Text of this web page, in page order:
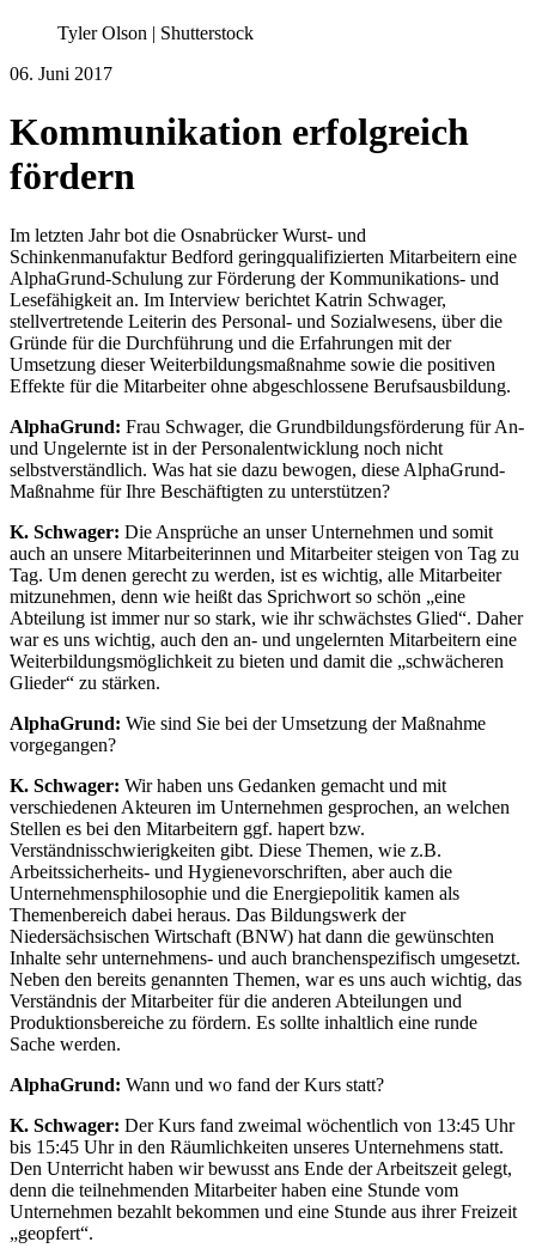
Tyler Olson | Shutterstock
06. Juni 2017
Kommunikation erfolgreich
fördern
Im letzten Jahr bot die Osnabrücker Wurst- und
Schinkenmanufaktur Bedford geringqualifizierten Mitarbeitern eine
AlphaGrund-Schulung zur Förderung der Kommunikations- und
Lesefähigkeit an. Im Interview berichtet Katrin Schwager,
stellvertretende Leiterin des Personal- und Sozialwesens, über die
Gründe für die Durchführung und die Erfahrungen mit der
Umsetzung dieser Weiterbildungsmaßnahme sowie die positiven
Effekte für die Mitarbeiter ohne abgeschlossene Berufsausbildung.
AlphaGrund: Frau Schwager, die Grundbildungsförderung für An-
und Ungelernte ist in der Personalentwicklung noch nicht
selbstverständlich. Was hat sie dazu bewogen, diese AlphaGrund-
Maßnahme für Ihre Beschäftigten zu unterstützen?
K. Schwager: Die Ansprüche an unser Unternehmen und somit
auch an unsere Mitarbeiterinnen und Mitarbeiter steigen von Tag zu
Tag. Um denen gerecht zu werden, ist es wichtig, alle Mitarbeiter
mitzunehmen, denn wie heißt das Sprichwort so schön „eine
Abteilung ist immer nur so stark, wie ihr schwächstes Glied“. Daher
war es uns wichtig, auch den an- und ungelernten Mitarbeitern eine
Weiterbildungsmöglichkeit zu bieten und damit die „schwächeren
Glieder“ zu stärken.
AlphaGrund: Wie sind Sie bei der Umsetzung der Maßnahme
vorgegangen?
K. Schwager: Wir haben uns Gedanken gemacht und mit
verschiedenen Akteuren im Unternehmen gesprochen, an welchen
Stellen es bei den Mitarbeitern ggf. hapert bzw.
Verständnisschwierigkeiten gibt. Diese Themen, wie z.B.
Arbeitssicherheits- und Hygienevorschriften, aber auch die
Unternehmensphilosophie und die Energiepolitik kamen als
Themenbereich dabei heraus. Das Bildungswerk der
Niedersächsischen Wirtschaft (BNW) hat dann die gewünschten
Inhalte sehr unternehmens- und auch branchenspezifisch umgesetzt.
Neben den bereits genannten Themen, war es uns auch wichtig, das
Verständnis der Mitarbeiter für die anderen Abteilungen und
Produktionsbereiche zu fördern. Es sollte inhaltlich eine runde
Sache werden.
AlphaGrund: Wann und wo fand der Kurs statt?
K. Schwager: Der Kurs fand zweimal wöchentlich von 13:45 Uhr
bis 15:45 Uhr in den Räumlichkeiten unseres Unternehmens statt.
Den Unterricht haben wir bewusst ans Ende der Arbeitszeit gelegt,
denn die teilnehmenden Mitarbeiter haben eine Stunde vom
Unternehmen bezahlt bekommen und eine Stunde aus ihrer Freizeit
„geopfert“.